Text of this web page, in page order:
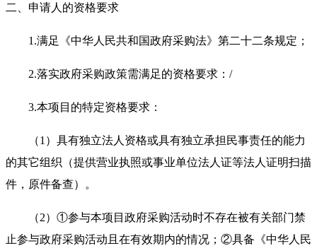
二、申请人的资格要求
1.满足《中华人民共和国政府采购法》第二十二条规定；
2.落实政府采购政策需满足的资格要求：/
3.本项目的特定资格要求：
（1）具有独立法人资格或具有独立承担民事责任的能力
的其它组织（提供营业执照或事业单位法人证等法人证明扫描
件，原件备查）。
（2）①参与本项目政府采购活动时不存在被有关部门禁
止参与政府采购活动且在有效期内的情况；②具备《中华人民